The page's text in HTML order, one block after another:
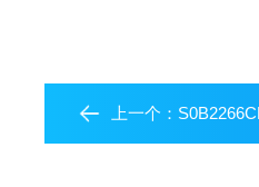
上一个： S0B2266CD16